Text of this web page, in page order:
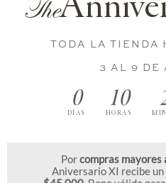
The
TODA LA TIENDA
3 AL 9 DE
0
DÍAS
10
HORAS
Porcompras
Aniversario XI recibe un